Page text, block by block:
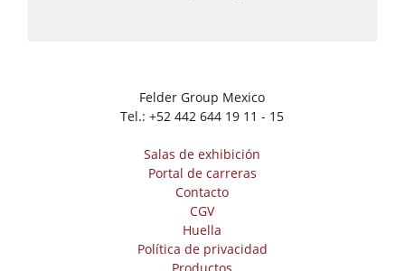
Felder Group Mexico
Tel.:+52 442 644 19 11 - 15
Salas de exhibición
Portal de carreras
Contacto
CGV
Huella
Política de privacidad
Productos